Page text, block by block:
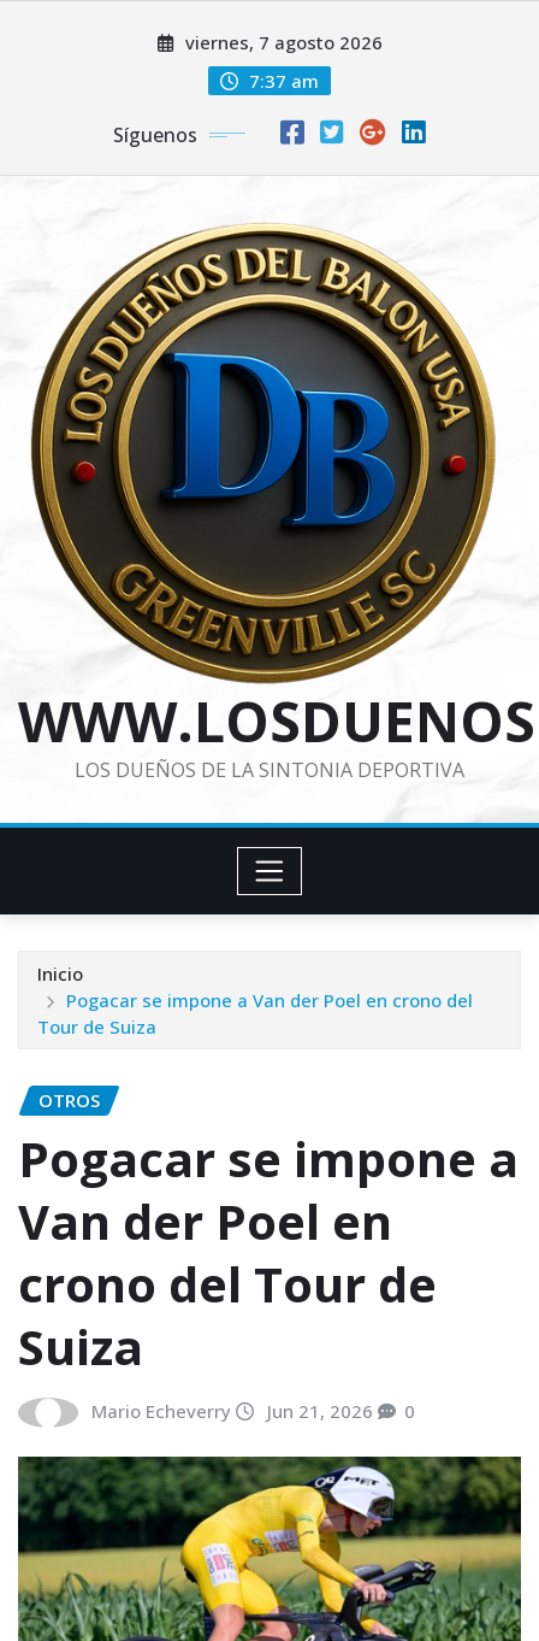
viernes, 7 agosto 2026
7:37 am
Síguenos
LOS DUEÑOS DE LA SINTONIA DEPORTIVA
Inicio
Pogacar se impone a Van der Poel en crono del
Tour de Suiza
OTROS
Pogacar se impone a
Van der Poel en
crono del Tour de
Suiza
Mario Echeverry Jun 21, 2026 0